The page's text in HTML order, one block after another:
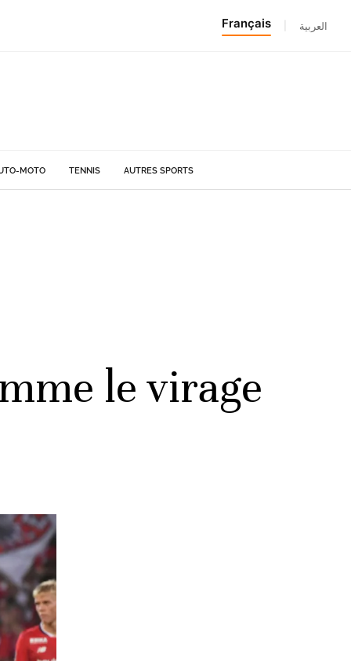
Français العربية
MOTO TENNIS AUTRES SPORTS
le virage